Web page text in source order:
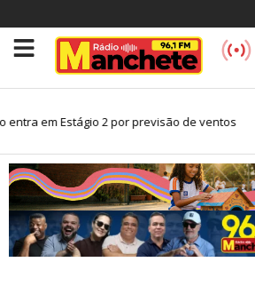
entra em Estágio 2 por previsão de ventos